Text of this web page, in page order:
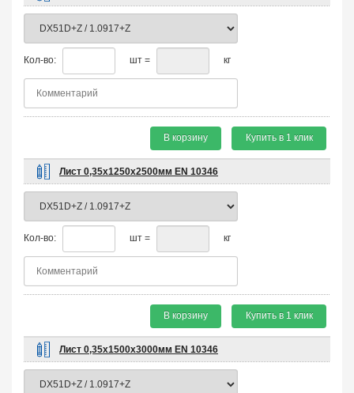
Кол-во: шт = кг
В корзину Купить в 1 клик
Лист 0,35х1250х2500мм EN 10346
Кол-во: шт = кг
В корзину Купить в 1 клик
Лист 0,35х1500х3000мм EN 10346